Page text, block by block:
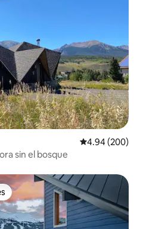
Calificación
4.94 (200)
sin el bosque
huéspedes